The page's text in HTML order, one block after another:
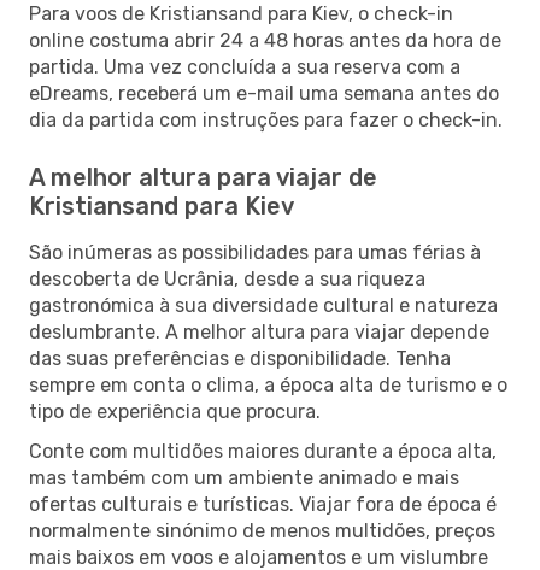
Para voos de Kristiansand para Kiev, o check-in
online costuma abrir 24 a 48 horas antes da hora de
partida. Uma vez concluída a sua reserva com a
eDreams, receberá um e-mail uma semana antes do
dia da partida com instruções para fazer o check-in.
A melhor altura para viajar de
Kristiansand para Kiev
São inúmeras as possibilidades para umas férias à
descoberta de Ucrânia, desde a sua riqueza
gastronómica à sua diversidade cultural e natureza
deslumbrante. A melhor altura para viajar depende
das suas preferências e disponibilidade. Tenha
sempre em conta o clima, a época alta de turismo e o
tipo de experiência que procura.
Conte com multidões maiores durante a época alta,
mas também com um ambiente animado e mais
ofertas culturais e turísticas. Viajar fora de época é
normalmente sinónimo de menos multidões, preços
mais baixos em voos e alojamentos e um vislumbre